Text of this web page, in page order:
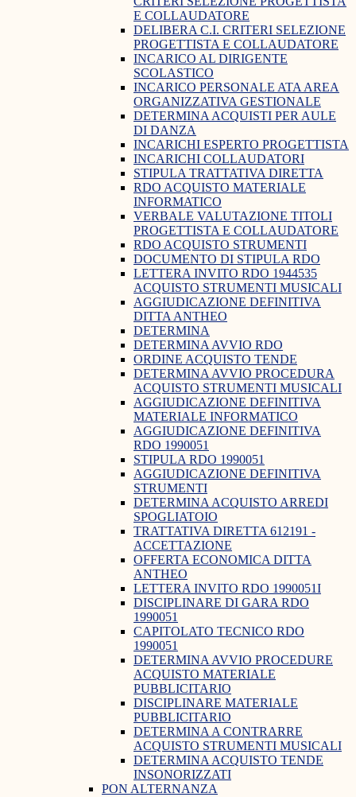
E COLLAUDATORE
DELIBERA C.I. CRITERI SELEZIONE
PROGETTISTA E COLLAUDATORE
INCARICO AL DIRIGENTE
SCOLASTICO
INCARICO PERSONALE ATA AREA
ORGANIZZATIVA GESTIONALE
DETERMINA ACQUISTI PER AULE
DI DANZA
INCARICHI ESPERTO PROGETTISTA
INCARICHI COLLAUDATORI
STIPULA TRATTATIVA DIRETTA
RDO ACQUISTO MATERIALE
INFORMATICO
VERBALE VALUTAZIONE TITOLI
PROGETTISTA E COLLAUDATORE
RDO ACQUISTO STRUMENTI
DOCUMENTO DI STIPULA RDO
LETTERA INVITO RDO 1944535
ACQUISTO STRUMENTI MUSICALI
AGGIUDICAZIONE DEFINITIVA
DITTA ANTHEO
DETERMINA
DETERMINA AVVIO RDO
ORDINE ACQUISTO TENDE
DETERMINA AVVIO PROCEDURA
ACQUISTO STRUMENTI MUSICALI
AGGIUDICAZIONE DEFINITIVA
MATERIALE INFORMATICO
AGGIUDICAZIONE DEFINITIVA
RDO 1990051
STIPULA RDO 1990051
AGGIUDICAZIONE DEFINITIVA
STRUMENTI
DETERMINA ACQUISTO ARREDI
SPOGLIATOIO
TRATTATIVA DIRETTA 612191 -
ACCETTAZIONE
OFFERTA ECONOMICA DITTA
ANTHEO
LETTERA INVITO RDO 1990051I
DISCIPLINARE DI GARA RDO
1990051
CAPITOLATO TECNICO RDO
1990051
DETERMINA AVVIO PROCEDURE
ACQUISTO MATERIALE
PUBBLICITARIO
DISCIPLINARE MATERIALE
PUBBLICITARIO
DETERMINA A CONTRARRE
ACQUISTO STRUMENTI MUSICALI
DETERMINA ACQUISTO TENDE
INSONORIZZATI
PON ALTERNANZA